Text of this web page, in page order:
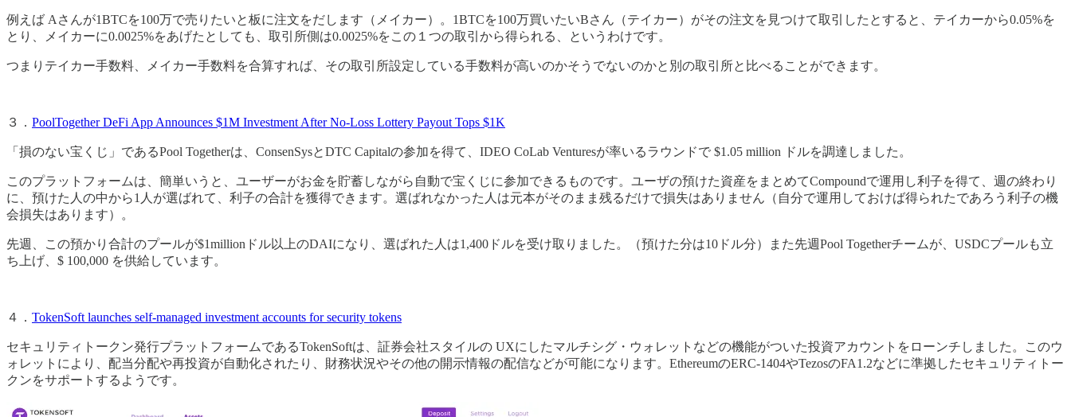
例えば Aさんが1BTCを100万で売りたいと板に注文をだします（メイカー）。1BTCを100万買いたいBさん（テイカー）がその注文を見つけて取引したとすると、テイカーから0.05%を
とり、メイカーに0.0025%をあげたとしても、取引所側は0.0025%をこの１つの取引から得られる、というわけです。
つまりテイカー手数料、メイカー手数料を合算すれば、その取引所設定している手数料が高いのかそうでないのかと別の取引所と比べることができます。
３． PoolTogether DeFi App Announces $1M Investment After No-Loss Lottery Payout Tops $1K
「損のない宝くじ」であるPool Togetherは、ConsenSysとDTC Capitalの参加を得て、IDEO CoLab Venturesが率いるラウンドで $1.05 million ドルを調達しました。
このプラットフォームは、簡単いうと、ユーザーがお金を貯蓄しながら自動で宝くじに参加できるものです。ユーザの預けた資産をまとめてCompoundで運用し利子を得て、週の終わり
に、預けた人の中から1人が選ばれて、利子の合計を獲得できます。選ばれなかった人は元本がそのまま残るだけで損失はありません（自分で運用しておけば得られたであろう利子の機
会損失はあります）。
先週、この預かり合計のプールが$1millionドル以上のDAIになり、選ばれた人は1,400ドルを受け取りました。（預けた分は10ドル分）また先週Pool Togetherチームが、USDCプールも立
ち上げ、$ 100,000 を供給しています。
４． TokenSoft launches self-managed investment accounts for security tokens
セキュリティトークン発行プラットフォームであるTokenSoftは、証券会社スタイルの UXにしたマルチシグ・ウォレットなどの機能がついた投資アカウントをローンチしました。このウ
ォレットにより、配当分配や再投資が自動化されたり、財務状況やその他の開示情報の配信などが可能になります。EthereumのERC-1404やTezosのFA1.2などに準拠したセキュリティトー
クンをサポートするようです。